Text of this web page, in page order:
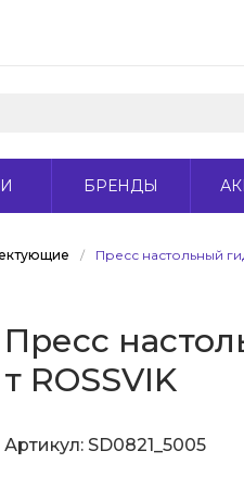
БРЕНДЫ
/ Пресс настольный
Пресс
т ROSSVIK
Артикул: SD0821_5005